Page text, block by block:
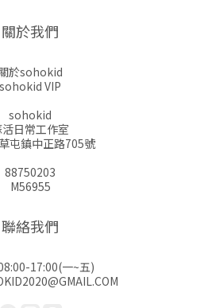
關於我們
於sohokid
sohokid VIP
sohokid
日常工作室
屯鎮中正路705號
88750203
M56955
聯絡我們
17:00(一~五)